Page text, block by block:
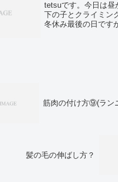
tetsuです。今日は昼
下の子とクライミン
冬休み最後の日です
筋肉の付け方⑨(ラン
髪の毛の伸ばし方？